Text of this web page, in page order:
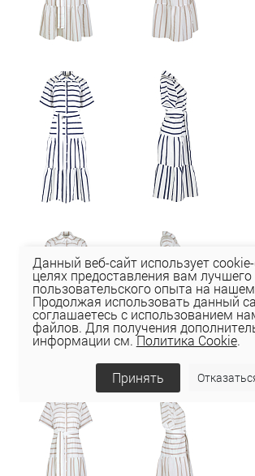
Данный веб-сайт использует
целях предоставления вам лучшего
пользовательского опыта на
Продолжая использовать данный
соглашаетесь с использованием
файлов. Для получения
информации см.Политика Cookie.
Принять